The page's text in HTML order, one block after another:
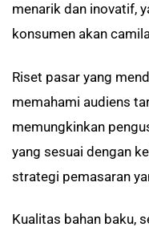
menarik dan inovatif,
konsumen akan
Riset pasar yang
memahami audiens
memungkinkan
yang sesuai dengan
strategi pemasaran
Kualitas bahan baku,